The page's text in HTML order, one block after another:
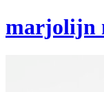
marjolijn